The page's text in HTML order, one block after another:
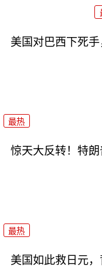
美国对巴西下死
最热
惊天大反转！特
最热
美国如此救日元，